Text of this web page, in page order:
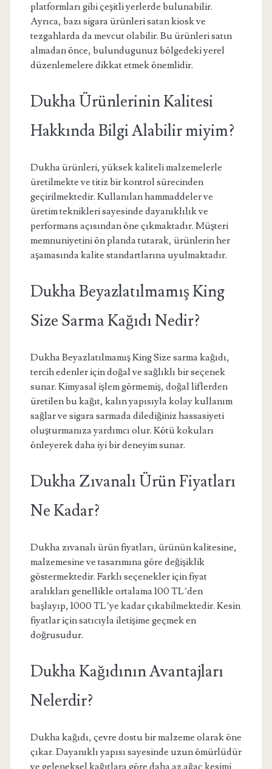
platformları gibi çeşitli yerlerde bulunabilir.
Ayrıca, bazı sigara ürünleri satan kiosk ve
tezgahlarda da mevcut olabilir. Bu ürünleri satın
almadan önce, bulundugunuz bölgedeki yerel
düzenlemelere dikkat etmek önemlidir.
Dukha Ürünlerinin Kalitesi
Hakkında Bilgi Alabilir miyim?
Dukha ürünleri, yüksek kaliteli malzemelerle
üretilmekte ve titiz bir kontrol sürecinden
geçirilmektedir. Kullanılan hammaddeler ve
üretim teknikleri sayesinde dayanıklılık ve
performans açısından öne çıkmaktadır. Müşteri
memnuniyetini ön planda tutarak, ürünlerin her
aşamasında kalite standartlarına uyulmaktadır.
Dukha Beyazlatılmamış King
Size Sarma Kağıdı Nedir?
Dukha Beyazlatılmamış King Size sarma kağıdı,
tercih edenler için doğal ve sağlıklı bir seçenek
sunar. Kimyasal işlem görmemiş, doğal liflerden
üretilen bu kağıt, kalın yapısıyla kolay kullanım
sağlar ve sigara sarmada dilediğiniz hassasiyeti
oluşturmanıza yardımcı olur. Kötü kokuları
önleyerek daha iyi bir deneyim sunar.
Dukha Zıvanalı Ürün Fiyatları
Ne Kadar?
Dukha zıvanalı ürün fiyatları, ürünün kalitesine,
malzemesine ve tasarımına göre değişiklik
göstermektedir. Farklı seçenekler için fiyat
aralıkları genellikle ortalama 100 TL’den
başlayıp, 1000 TL’ye kadar çıkabilmektedir. Kesin
fiyatlar için satıcıyla iletişime geçmek en
doğrusudur.
Dukha Kağıdının Avantajları
Nelerdir?
Dukha kağıdı, çevre dostu bir malzeme olarak öne
çıkar. Dayanıklı yapısı sayesinde uzun ömürlüdür
ve geleneksel kağıtlara göre daha az ağaç kesimi